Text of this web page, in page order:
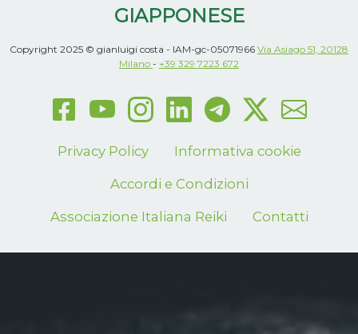
GIAPPONESE
Copyright 2025 © gianluigi costa - IAM-gc-05071966 Via Asiago 51, 20128
Milano - +39 329 7223 672
Privacy Policy Informativa cookie
Accordi e Condizioni
Associazione Italiana Reiki Contatti